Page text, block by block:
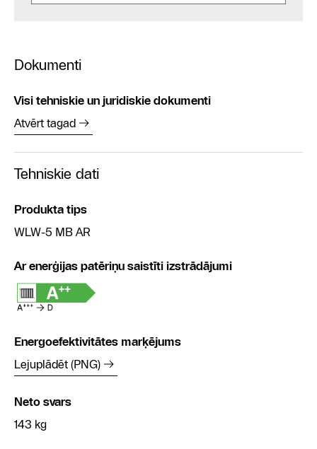
Dokumenti
Visi tehniskie un juridiskie dokumenti
Atvērt tagad
Tehniskie dati
Produkta tips
WLW-5 MB AR
Ar enerģijas patēriņu saistīti izstrādājumi
Energoefektivitātes marķējums
Lejuplādēt (PNG)
Neto svars
143 kg